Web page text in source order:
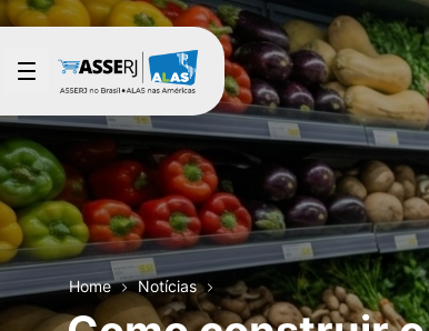
Pular para o Conteúdo principal
Home Notícias